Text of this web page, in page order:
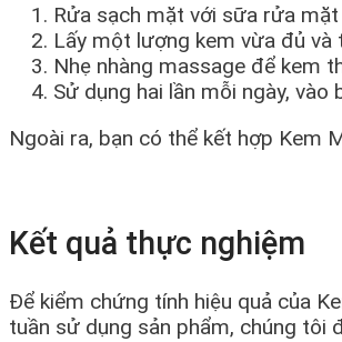
Rửa sạch mặt với sữa rửa mặt
Lấy một lượng kem vừa đủ và
Nhẹ nhàng massage để kem
Sử dụng hai lần mỗi ngày, vào
Ngoài ra, bạn có thể kết hợp Kem
Kết quả thực nghiệm
Để kiểm chứng tính hiệu quả của
tuần sử dụng sản phẩm, chúng tôi